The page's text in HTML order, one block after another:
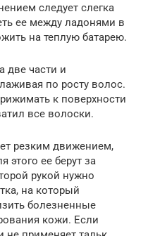
следует слегка
ее между ладонями в
на теплую батарею.
две части и
по росту волос.
к поверхности
все волоски.
резким движением,
этого ее берут за
рукой нужно
на который
болезненные
кожи. Если